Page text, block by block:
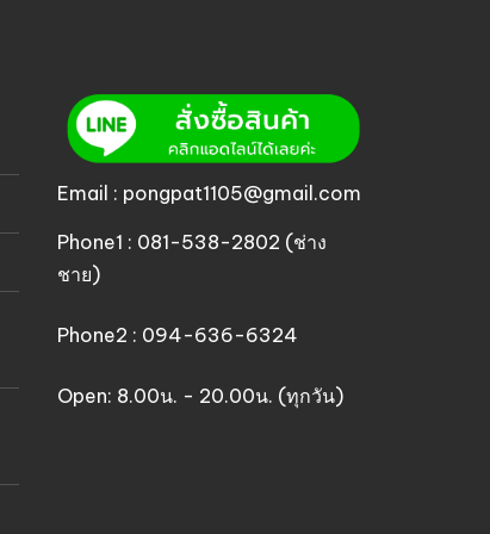
Email : pongpat1105@gmail.com
Phone1 : 081-538-2802 (ช่าง
ชาย)
Phone2 : 094-636-6324
Open: 8.00น. - 20.00น. (ทุกวัน)